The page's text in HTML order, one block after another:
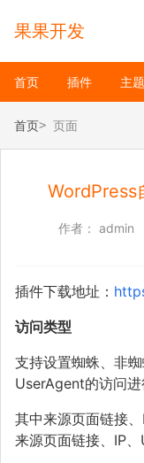
果果开发
首页 插件 主题
首页 页面
WordPress
作者： admin
插件下载地址：
访问类型
支持设置蜘蛛、非
UserAgent的访问进
其中来源页面链接
来源页面链接、IP